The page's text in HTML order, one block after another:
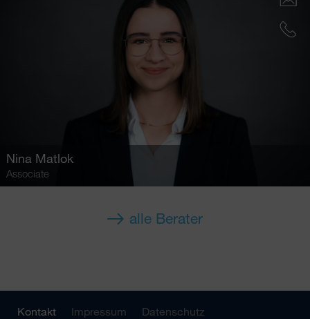
Nina Matlok
Associate
alle Berater
Kontakt Impressum
Datenschutz